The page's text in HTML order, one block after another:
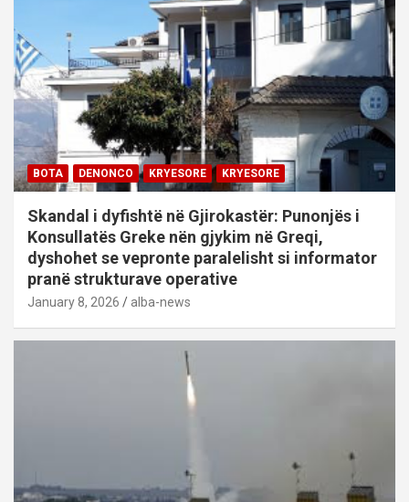
BOTA DENONCO KRYESORE KRYESORE
Skandal i dyfishtë në Gjirokastër: Punonjës i
Konsullatës Greke nën gjykim në Greqi,
dyshohet se vepronte paralelisht si informator
pranë strukturave operative
January 8, 2026 alba-news